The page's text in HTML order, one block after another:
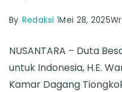
By Redaksi 1Mei 28, 2025
NUSANTARA – Duta
untuk Indonesia, H.E.
Kamar Dagang